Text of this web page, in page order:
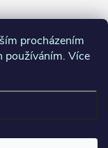
procházením
používáním. Více